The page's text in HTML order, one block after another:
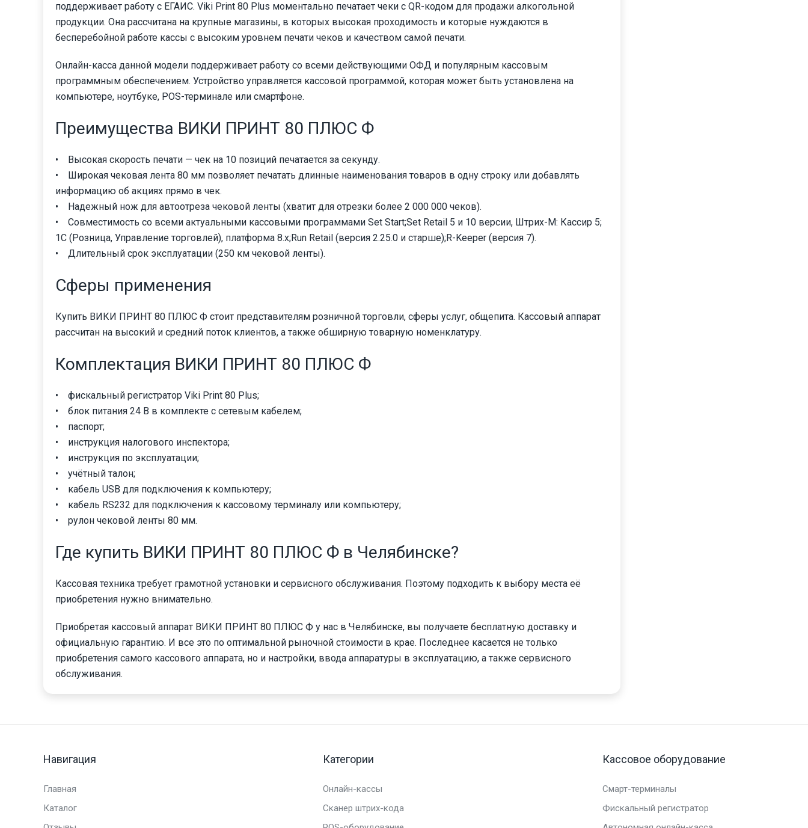
поддерживает работу с ЕГАИС. Viki Print 80 Plus моментально печатает чеки с QR-кодом для продажи алкогольной
продукции. Она рассчитана на крупные магазины, в которых высокая проходимость и которые нуждаются в
бесперебойной работе кассы с высоким уровнем печати чеков и качеством самой печати.
Онлайн-касса данной модели поддерживает работу со всеми действующими ОФД и популярным кассовым
программным обеспечением. Устройство управляется кассовой программой, которая может быть установлена на
компьютере, ноутбуке, POS-терминале или смартфоне.
Преимущества ВИКИ ПРИНТ 80 ПЛЮС Ф
• Высокая скорость печати — чек на 10 позиций печатается за секунду.
• Широкая чековая лента 80 мм позволяет печатать длинные наименования товаров в одну строку или добавлять
информацию об акциях прямо в чек.
• Надежный нож для автоотреза чековой ленты (хватит для отрезки более 2 000 000 чеков).
• Совместимость со всеми актуальными кассовыми программами Set Start;Set Retail 5 и 10 версии, Штрих-М: Кассир 5;
1С (Розница, Управление торговлей), платформа 8.x;Run Retail (версия 2.25.0 и старше);R-Keeper (версия 7).
• Длительный срок эксплуатации (250 км чековой ленты).
Сферы применения
Купить ВИКИ ПРИНТ 80 ПЛЮС Ф стоит представителям розничной торговли, сферы услуг, общепита. Кассовый аппарат
рассчитан на высокий и средний поток клиентов, а также обширную товарную номенклатуру.
Комплектация ВИКИ ПРИНТ 80 ПЛЮС Ф
• фискальный регистратор Viki Print 80 Plus;
• блок питания 24 В в комплекте с сетевым кабелем;
• паспорт;
• инструкция налогового инспектора;
• инструкция по эксплуатации;
• учётный талон;
• кабель USB для подключения к компьютеру;
• кабель RS­232 для подключения к кассовому терминалу или компьютеру;
• рулон чековой ленты 80 мм.
Где купить ВИКИ ПРИНТ 80 ПЛЮС Ф в Челябинске?
Кассовая техника требует грамотной установки и сервисного обслуживания. Поэтому подходить к выбору места её
приобретения нужно внимательно.
Приобретая кассовый аппарат ВИКИ ПРИНТ 80 ПЛЮС Ф у нас в Челябинске, вы получаете бесплатную доставку и
официальную гарантию. И все это по оптимальной рыночной стоимости в крае. Последнее касается не только
приобретения самого кассового аппарата, но и настройки, ввода аппаратуры в эксплуатацию, а также сервисного
обслуживания.
Навигация
Главная
Каталог
Категории
Онлайн-кассы
Сканер штрих-кода
Кассовое оборудование
Смарт-терминалы
Фискальный регистратор